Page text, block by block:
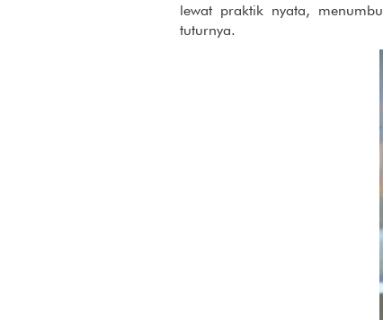
lewat praktik nyata,
tuturnya.